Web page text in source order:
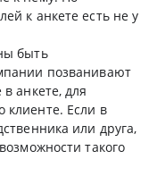
к анкете есть не у
быть
позванивают
анкете, для
Если в
или друга,
такого